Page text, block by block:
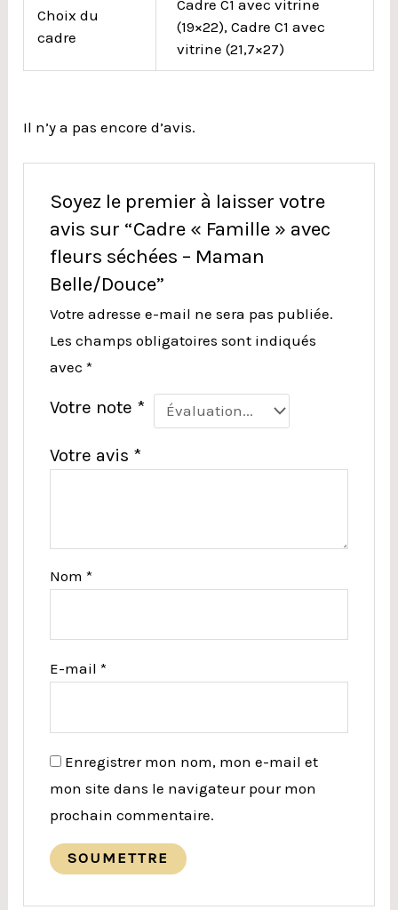
Choix du
cadre
Cadre C1 avec vitrine
(19×22), Cadre C1 avec
vitrine (21,7×27)
Il n’y a pas encore d’avis.
Soyez le premier à laisser votre
avis sur “Cadre « Famille » avec
fleurs séchées – Maman
Belle/Douce”
Votre adresse e-mail ne sera pas publiée.
Les champs obligatoires sont indiqués
avec *
Votre note *
Votre avis *
Nom *
E-mail *
Enregistrer mon nom, mon e-mail et
mon site dans le navigateur pour mon
prochain commentaire.